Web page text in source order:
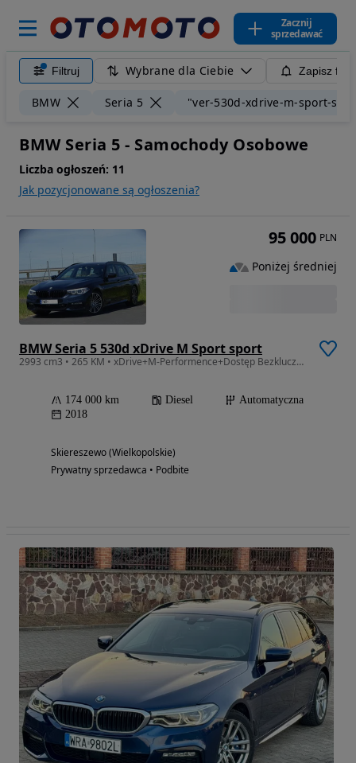
Zacznij
sprzedawać
Filtruj Wybrane dla Ciebie Zapisz
BMW Seria 5 "ver-530d-xdrive-m-sport-
BMW Seria 5 - Samochody Osobowe
Liczba ogłoszeń: 11
Jak pozycjonowane są ogłoszenia?
BMW Seria 5 530d xDrive M Sport sport
2993 cm3 • 265 KM • xDrive+M-Performence+Dostęp Bezkluczykowy+El. Klapa Bagaż.
174 000 km Diesel
Automatyczna
2018
Skiereszewo (Wielkopolskie)
Prywatny sprzedawca • Podbite
95 000 PLN
Poniżej średniej